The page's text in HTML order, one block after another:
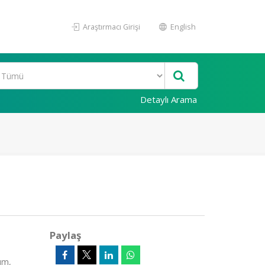
Araştırmacı Girişi English
Detaylı Arama
Paylaş